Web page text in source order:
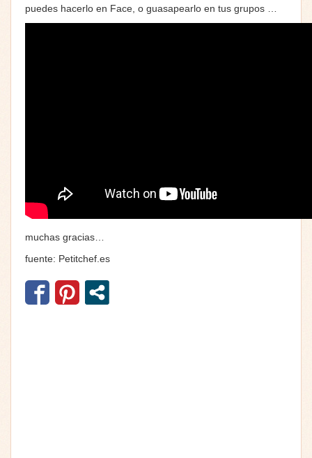
puedes hacerlo en Face, o guasapearlo en tus grupos …
muchas gracias…
fuente: Petitchef.es